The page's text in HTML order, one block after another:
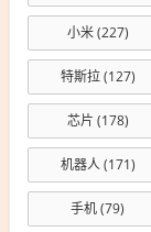
小米(227)
特斯拉(127)
芯片 (178)
机器人(171)
手机(79)